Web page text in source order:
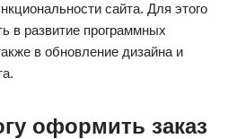
сайта. Для этого
в развитие программных
в обновление дизайна и
оформить заказ